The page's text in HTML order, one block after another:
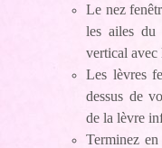
Le nez
les ailes du
vertical avec
Les lèvres
dessus de
de la lèvre
Terminez